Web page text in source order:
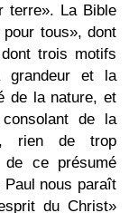
terre». La Bible
tous», dont
trois motifs
grandeur et la
de la nature, et
de la
rien de trop
de ce présumé
nous paraît
du Christ»